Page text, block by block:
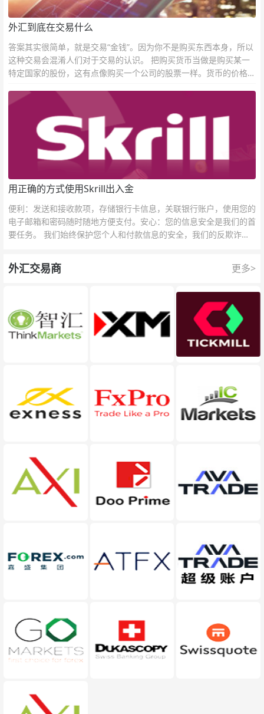
外汇到底在交易什么
答案其实很简单，就是交易“金钱”。因为你不是购买东西本身，所以
这种交易会混淆人们对于交易的认识。 把购买货币当做是购买某一
特定国家的股份，这有点像购买一个公司的股票一样。货币的价格直
用正确的方式使用Skrill出入金
便利：发送和接收款项，存储银行卡信息，关联银行账户，使用您的
电子邮箱和密码随时随地方便支付。安心：您的信息安全是我们的首
要任务。 我们始终保护您个人和付款信息的安全，我们的反欺诈团
外汇交易商 更多>